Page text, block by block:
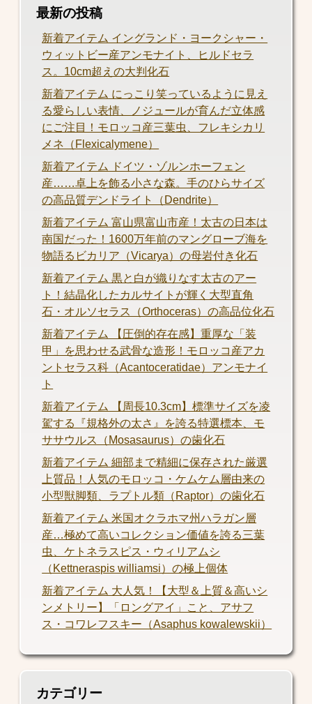
最新の投稿
新着アイテム イングランド・ヨークシャー・
ウィットビー産アンモナイト、ヒルドセラ
ス。10cm超えの大判化石
新着アイテム にっこり笑っているように見え
る愛らしい表情、ノジュールが育んだ立体感
にご注目！モロッコ産三葉虫、フレキシカリ
メネ（Flexicalymene）
新着アイテム ドイツ・ゾルンホーフェン
産……卓上を飾る小さな森。手のひらサイズ
の高品質デンドライト（Dendrite）
新着アイテム 富山県富山市産！太古の日本は
南国だった！1600万年前のマングローブ海を
物語るビカリア（Vicarya）の母岩付き化石
新着アイテム 黒と白が織りなす太古のアー
ト！結晶化したカルサイトが輝く大型直角
石・オルソセラス（Orthoceras）の高品位化石
新着アイテム 【圧倒的存在感】重厚な「装
甲」を思わせる武骨な造形！モロッコ産アカ
ントセラス科（Acantoceratidae）アンモナイ
ト
新着アイテム 【周長10.3cm】標準サイズを凌
駕する『規格外の太さ』を誇る特選標本、モ
ササウルス（Mosasaurus）の歯化石
新着アイテム 細部まで精細に保存された厳選
上質品！人気のモロッコ・ケムケム層由来の
小型獣脚類、ラプトル類（Raptor）の歯化石
新着アイテム 米国オクラホマ州ハラガン層
産…極めて高いコレクション価値を誇る三葉
虫、ケトネラスピス・ウィリアムシ
（Kettneraspis williamsi）の極上個体
新着アイテム 大人気！【大型＆上質＆高いシ
ンメトリー】「ロングアイ」こと、アサフ
ス・コワレフスキー（Asaphus kowalewskii）
カテゴリー